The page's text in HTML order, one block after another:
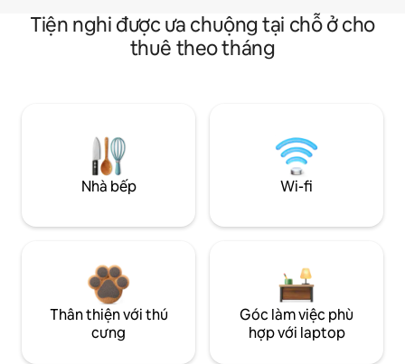
Tiện nghi được ưa chuộng tại chỗ ở cho
thuê theo tháng
Nhà bếp Wi-fi
Thân thiện với thú
cưng
Góc làm việc phù
hợp với laptop